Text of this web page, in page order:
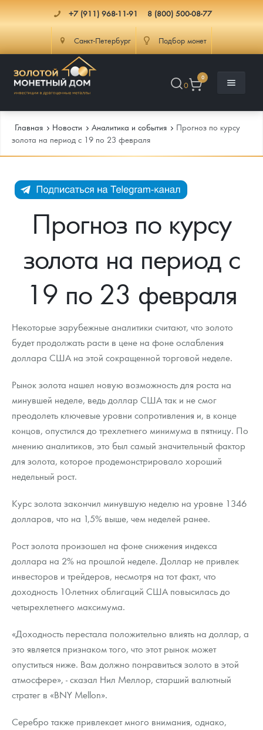
+7 (911) 968-11-91 8 (800) 500-08-77
Санкт-Петербург Подбор монет
0
0
Каталог Монет
Инвестиционные монеты
Монеты Царской России
Монеты стран мира после 1950г
Георгий Победоносец
Золотой червонец Сеятель
Золотые слитки
Гарри Поттер
Год Лошади
Флот: ледоколы и корабли
Жетоны "Необыкновенные обитатели глубин"
Ювелирные изделия
Золотая карманная галерея
Наборы подарочных и коллекционных монет
Монеты и жетоны из недрагоценных металлов
Книги по нумизматике
Инфо
Как сделать заказ
Выкуп монет
Выкуп серебряных монет
Вопрос - ответ
Условия возврата
Монеты
Политика конфиденциальности
Политика использования Cookies
Положение по обработке и защите персональных данных
Информация
Распродажа монет и жетонов
Аналитика и события
Итоги 2025 года. Прогноз курсов золота, серебра, платины на
2026 год
Cтатьи
Георгий Победоносец - динамика цен
Котировки
Курс золота и серебра
Лом выкуп
Контакты
О нас
Письмо директору
Пресс-служба
Главная Новости Аналитика и события
Прогноз по курсу
золота на период с 19 по 23 февраля
Прогноз по курсу
золота на период с
19 по 23 февраля
Некоторые зарубежные аналитики считают, что золото
будет продолжать расти в цене на фоне ослабления
доллара США на этой сокращенной торговой неделе.
Рынок золота нашел новую возможность для роста на
минувшей неделе, ведь доллар США так и не смог
преодолеть ключевые уровни сопротивления и, в конце
концов, опустился до трехлетнего минимума в пятницу. По
мнению аналитиков, это был самый значительный фактор
для золота, которое продемонстрировало хороший
недельный рост.
Курс золота закончил минувшую неделю на уровне 1346
долларов, что на 1,5% выше, чем неделей ранее.
Рост золота произошел на фоне снижения индекса
доллара на 2% на прошлой неделе. Доллар не привлек
инвесторов и трейдеров, несмотря на тот факт, что
доходность 10-летних облигаций США повысилась до
четырехлетнего максимума.
«Доходность перестала положительно влиять на доллар, а
это является признаком того, что этот рынок может
опуститься ниже. Вам должно понравиться золото в этой
атмосфере», - сказал Нил Меллор, старший валютный
стратег в «BNY Mellon».
Серебро также привлекает много внимания, однако,